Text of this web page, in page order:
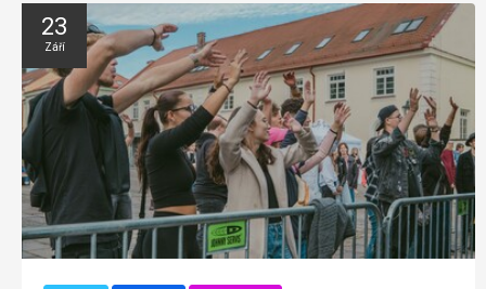
23
Září